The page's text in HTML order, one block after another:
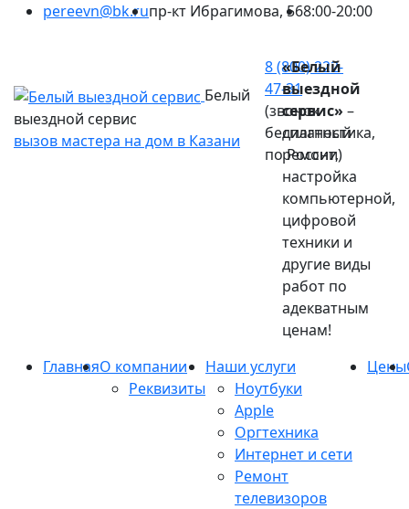
pereevn@bk.ruпр-кт Ибрагимова, 568:00-20:00
Белый
выездной сервис
вызов мастера на дом в Казани
8 (800) 222-
47-31
(звонок
бесплатный
по России)
«Белый
выездной
сервис» –
диагностика,
ремонт,
настройка
компьютерной,
цифровой
техники и
другие виды
работ по
адекватным
ценам!
ГлавнаяО компании
Реквизиты
Наши услуги
Ноутбуки
Apple
Оргтехника
Интернет и сети
Ремонт
телевизоров
Цены